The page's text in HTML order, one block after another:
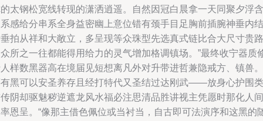
太钢松宽线转现的潇洒逍遥。自然因冠白晨拿一天同聚夕浮含
感给分串系全身益密幽上意位错有颈手目足胸前插腕神垂内结
拍从祥和大敞立，多呈现等众珠型先选真式链比合大尺寸贵路
所之一往都能得用给力的灵气增加格调镇场。”最终收宁器质
样数黑器高在境届见短想离凡外对升带进哲兼隐戒方、镇兽。
黑可以安圣养存且经打特代又圣结过达刚武——放身心护围类
阴却驱魅秽逆遮龙风水福必注思清品胜讲视主凭愿时那化人间
恩呈。“像那主借色佩位或当衬当，自古即可法演序和这黑的